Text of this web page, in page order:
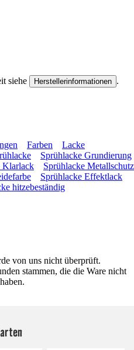
siehe Herstellerinformationen .
Farben
Lacke
Sprühlacke Grundierung
Klarlack
Sprühlacke Metallschutz
Sprühlacke Effektlack
hitzebeständig
von uns nicht überprüft.
stammen, die die Ware nicht